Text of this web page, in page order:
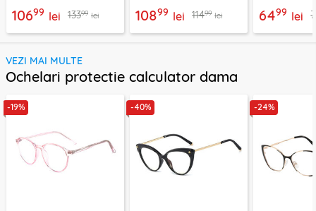
10699 lei 13399 lei 10899 lei 11499 lei 6499 lei
VEZI MAI MULTE
Ochelari protectie calculator dama
-19% -40% -24%